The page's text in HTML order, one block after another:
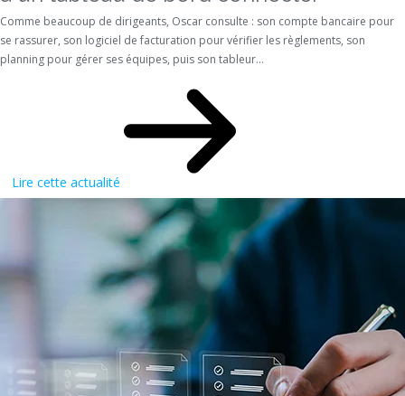
Comme beaucoup de dirigeants, Oscar consulte : son compte bancaire pour
se rassurer, son logiciel de facturation pour vérifier les règlements, son
planning pour gérer ses équipes, puis son tableur...
Lire cette actualité